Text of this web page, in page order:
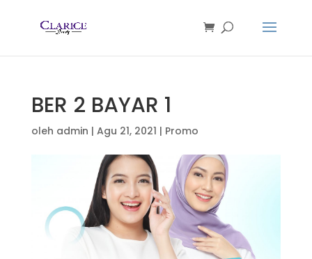
BER 2 BAYAR 1
oleh admin | Agu 21, 2021 | Promo